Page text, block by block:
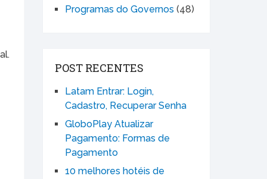
Programas do Governos (48)
POST RECENTES
Latam Entrar: Login,
Cadastro, Recuperar Senha
GloboPlay Atualizar
Pagamento: Formas de
Pagamento
10 melhores hotéis de